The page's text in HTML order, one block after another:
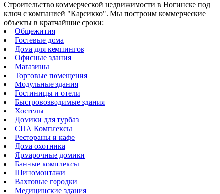
Строительство коммерческой недвижимости в Ногинске под
ключ с компанией "Карсикко". Мы построим коммерческие
объекты в кратчайшие сроки:
Общежития
Гостевые дома
Дома для кемпингов
Офисные здания
Магазины
Торговые помещения
Модульные здания
Гостиницы и отели
Быстровозводимые здания
Хостелы
Домики для турбаз
СПА Комплексы
Рестораны и кафе
Дома охотника
Ярмарочные домики
Банные комплексы
Шиномонтажи
Вахтовые городки
Медицинские здания